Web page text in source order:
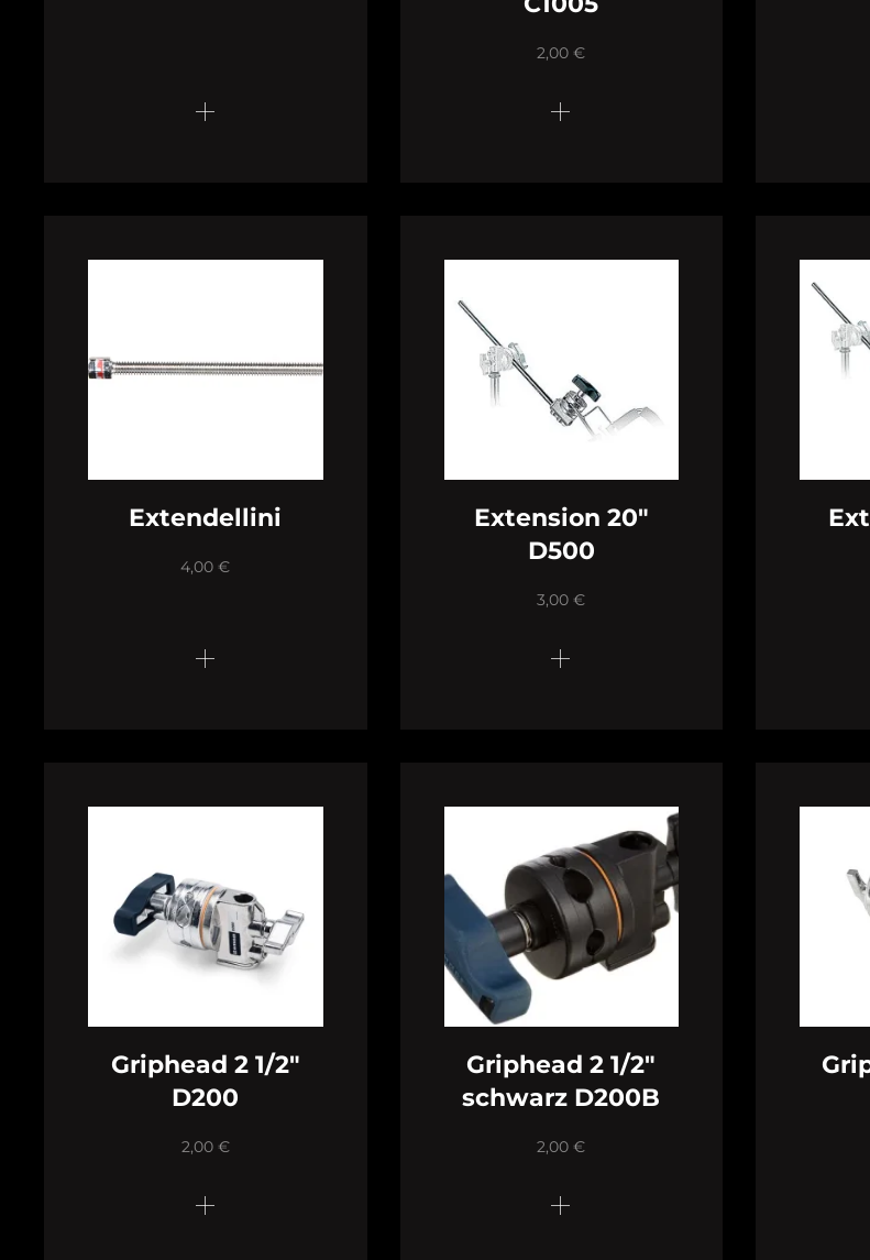
2,00€
Extendellini
4,00€
Extension 20″
D500
3,00€
Griphead 2 1/2″
D200
2,00 €
Griphead 2 1/2″
schwarz D200B
2,00€